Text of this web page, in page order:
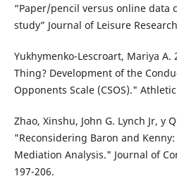
“Paper/pencil versus online data
study” Journal of Leisure
Yukhymenko-Lescroart, Mariya
Thing? Development of the
Opponents Scale (CSOS)."
Zhao, Xinshu, John G. Lynch Jr, y
"Reconsidering Baron and
Mediation Analysis." Journal of
197-206.